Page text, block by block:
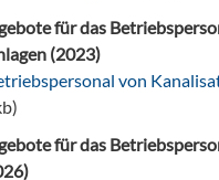
für das
(2023)
von
für das